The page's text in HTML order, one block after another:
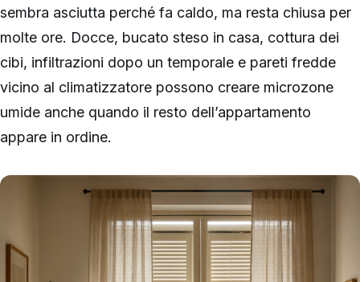
sembra asciutta perché fa caldo, ma resta chiusa per
molte ore. Docce, bucato steso in casa, cottura dei
cibi, infiltrazioni dopo un temporale e pareti fredde
vicino al climatizzatore possono creare microzone
umide anche quando il resto dell’appartamento
appare in ordine.